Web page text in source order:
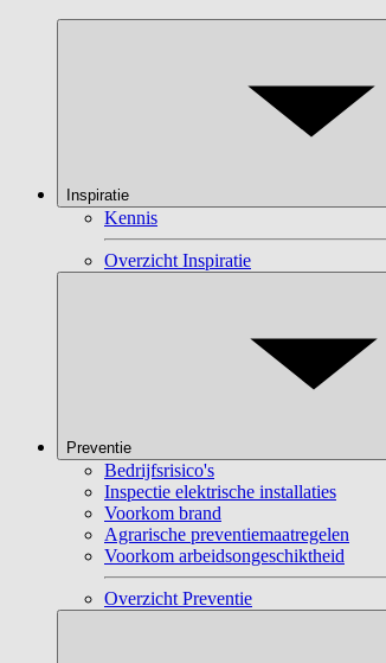
Inspiratie
Kennis
Overzicht Inspiratie
Preventie
Bedrijfsrisico's
Inspectie elektrische installaties
Voorkom brand
Agrarische preventiemaatregelen
Voorkom arbeidsongeschiktheid
Overzicht Preventie